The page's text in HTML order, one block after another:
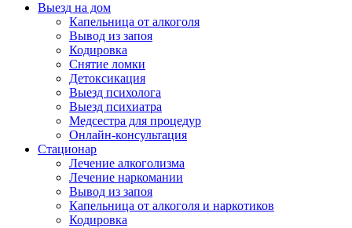
Выезд на дом
Капельница от алкоголя
Вывод из запоя
Кодировка
Снятие ломки
Детоксикация
Выезд психолога
Выезд психиатра
Медсестра для процедур
Онлайн-консультация
Стационар
Лечение алкоголизма
Лечение наркомании
Вывод из запоя
Капельница от алкоголя и наркотиков
Кодировка